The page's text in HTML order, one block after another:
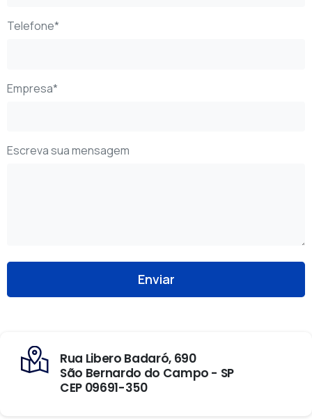
Telefone*
Empresa*
Escreva sua mensagem
Rua Libero Badaró, 690
São Bernardo do Campo - SP
CEP 09691-350